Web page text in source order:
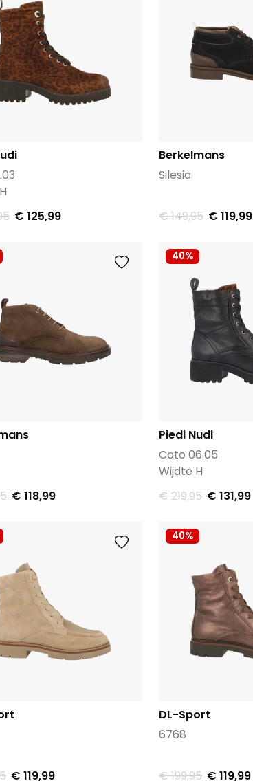
€ 125,99
Berkelmans
Silesia
€ 149,95 € 119,99
€ 118,99
40%
Piedi Nudi
Cato 06.05
Wijdte H
€ 219,95 € 131,99
€ 119,99
40%
DL-Sport
6768
€ 199,95 € 119,99